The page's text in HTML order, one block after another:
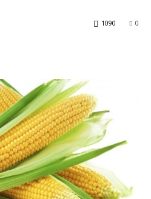
0
1090